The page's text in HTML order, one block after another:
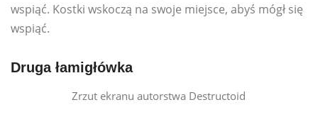
wspiąć. Kostki wskoczą na swoje miejsce, abyś mógł się
wspiąć.
Druga łamigłówka
Zrzut ekranu autorstwa Destructoid